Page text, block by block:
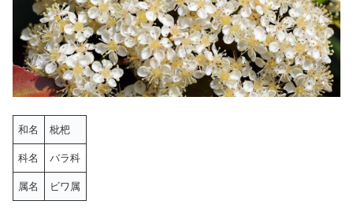
和名 枇杷
科名 バラ科
属名 ビワ属